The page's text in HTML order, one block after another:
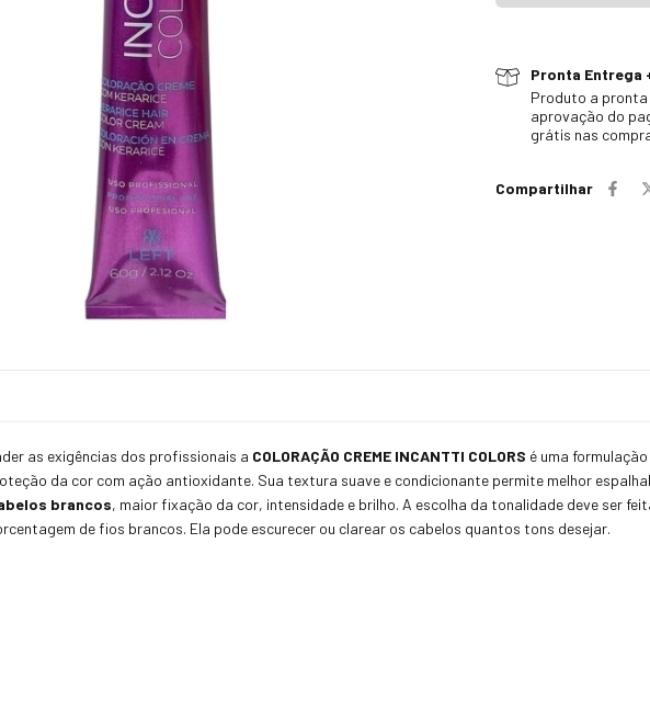
Pronta Entrega
Produto a pronta
aprovação do
grátis nas
Compartilhar
as exigências dos profissionais a COLORAÇÃO CREME INCANTTI COLORS é uma
da cor com ação antioxidante. Sua textura suave e condicionante permite melhor
brancos, maior fixação da cor, intensidade e brilho. A escolha da tonalidade deve ser
de fios brancos. Ela pode escurecer ou clarear os cabelos quantos tons desejar.